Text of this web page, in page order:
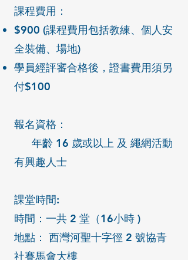
課程費用：
$900 (課程費用包括教練、個人安
全裝備、場地)
學員經評審合格後，證書費用須另
付$100
報名資格：
年齡 16 歲或以上 及 繩網活動
有興趣人士
課堂時間:
時間：一共 2 堂（16小時 )
地點： 西灣河聖十字徑 2 號協青
社賽馬會大樓